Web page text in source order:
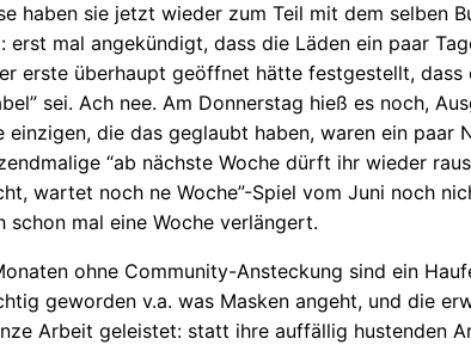
haben sie jetzt wieder zum Teil mit dem selben
erst mal angekündigt, dass die Läden ein paar
erste überhaupt geöffnet hätte festgestellt, dass
sei. Ach nee. Am Donnerstag hieß es noch,
einzigen, die das geglaubt haben, waren ein paar
“ab nächste Woche dürft ihr wieder
wartet noch ne Woche”-Spiel vom Juni noch
schon mal eine Woche verlängert.
ohne Community-Ansteckung sind ein
geworden v.a. was Masken angeht, und die
Arbeit geleistet: statt ihre auffällig hustenden